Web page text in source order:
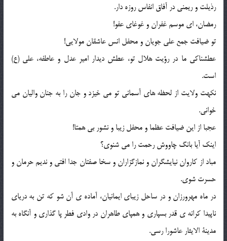
رذیلت و ریمنی در آفاق انفاس روزه دار.
رمضان، ای موسم غفران و غوغای عفو!
تو ضیافت جمع علی جویان و محفل انس عاشقان مولایی!
عطشناکی ما در رؤیت هلال تو، عطش دیدار امیر عدل و عاطفه، علی (ع)
است.
نکهت ولایت از لحظه های آسمانی تو می خیزد و جان را به جنان والیان می
خوانی.
عجبا از این ضیافت عظما و محفل زیبا و نشور بی همتا!
اینک آیا بانگ چاووش رحمت را می شنوی؟
مباد از کاروان نیایشگران و نمازگزاران و سخا صفتان جدا افتی و ندیم حرمان و
حسرت شوی.
در ماه مهرورزان و در ساحل زیبای ایمانیان، آماده ی آن شو که تن به دریای
ناپیدا کرانه ی قدر بسپاری و همپای طاهران در وادی فطر پا گذاری و آنگاه به
مدینة الایثار عاشورا رسی.